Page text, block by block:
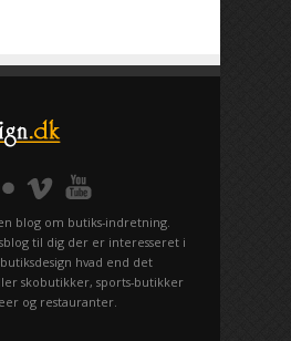
blog om butiks-indretning.
til dig der er interesseret i
hvad end det
skobutikker, sports-butikker
og restauranter.